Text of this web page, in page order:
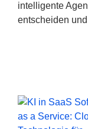
intelligente
entscheiden